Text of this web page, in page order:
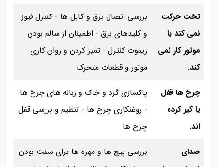
تخت حرکت
نمی‌ کند یا
موتور کار نمی‌
کند.
بررسی اتصال برق و کابل‌ ها - کنترل فیوز
و کلیدهای برق - اطمینان از سالم بودن
ریموت کنترل - تمیز کردن و روان‌ کاری
موتور و قطعات متحرک
چرخ‌ ها قفل
یا گیر کرده‌
اند.
پاکسازی گرد و خاک و زباله‌ های چرخ‌ ها
- روغنکاری چرخ‌ ها - تنظیم و بررسی قفل
چرخ‌ ها
صدای
بررسی پیچ‌ ها و مهره‌ ها برای سفت بودن